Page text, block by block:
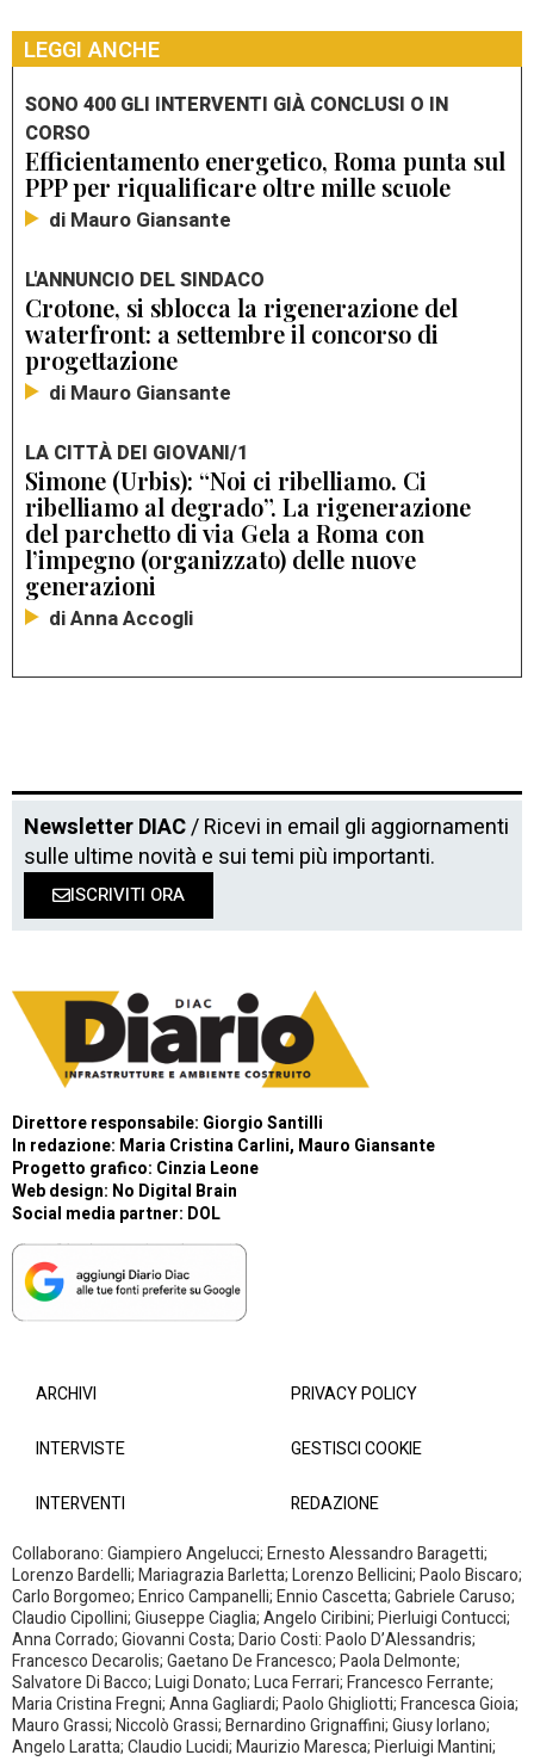
LEGGI ANCHE
SONO 400 GLI INTERVENTI GIÀ CONCLUSI O IN
CORSO
Efficientamento energetico, Roma punta sul
PPP per riqualificare oltre mille scuole
di Mauro Giansante
L'ANNUNCIO DEL SINDACO
Crotone, si sblocca la rigenerazione del
waterfront: a settembre il concorso di
progettazione
di Mauro Giansante
LA CITTÀ DEI GIOVANI/1
Simone (Urbis): “Noi ci ribelliamo. Ci
ribelliamo al degrado”. La rigenerazione
del parchetto di via Gela a Roma con
l’impegno (organizzato) delle nuove
generazioni
di Anna Accogli
Newsletter DIAC/ Ricevi in email gli aggiornamenti
sulle ultime novità e sui temi più importanti.
ISCRIVITI ORA
Direttore responsabile: Giorgio Santilli
In redazione: Maria Cristina Carlini, Mauro Giansante
Progetto grafico: Cinzia Leone
Web design: No Digital Brain
Social media partner: DOL
ARCHIVI
INTERVISTE
INTERVENTI
PRIVACY POLICY
GESTISCI COOKIE
REDAZIONE
Collaborano: Giampiero Angelucci; Ernesto Alessandro Baragetti;
Lorenzo Bardelli; Mariagrazia Barletta; Lorenzo Bellicini; Paolo Biscaro;
Carlo Borgomeo; Enrico Campanelli; Ennio Cascetta; Gabriele Caruso;
Claudio Cipollini; Giuseppe Ciaglia; Angelo Ciribini; Pierluigi Contucci;
Anna Corrado; Giovanni Costa; Dario Costi: Paolo D’Alessandris;
Francesco Decarolis; Gaetano De Francesco; Paola Delmonte;
Salvatore Di Bacco; Luigi Donato; Luca Ferrari; Francesco Ferrante;
Maria Cristina Fregni; Anna Gagliardi; Paolo Ghigliotti; Francesca Gioia;
Mauro Grassi; Niccolò Grassi; Bernardino Grignaffini; Giusy Iorlano;
Angelo Laratta; Claudio Lucidi; Maurizio Maresca; Pierluigi Mantini;